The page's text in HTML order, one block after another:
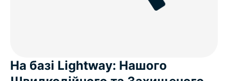
На базі Lightway: Нашого